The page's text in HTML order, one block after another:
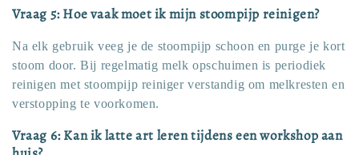
Vraag 5: Hoe vaak moet ik mijn stoompijp reinigen?
Na elk gebruik veeg je de stoompijp schoon en purge je kort
stoom door. Bij regelmatig melk opschuimen is periodiek
reinigen met stoompijp reiniger verstandig om melkresten en
verstopping te voorkomen.
Vraag 6: Kan ik latte art leren tijdens een workshop aan